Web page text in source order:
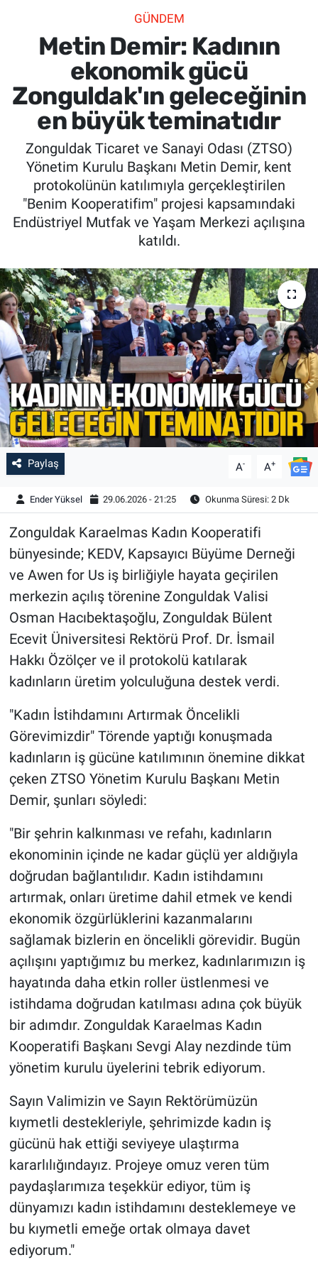
GÜNDEM
Metin Demir: Kadının
ekonomik gücü
Zonguldak'ın geleceğinin
en büyük teminatıdır
Zonguldak Ticaret ve Sanayi Odası (ZTSO)
Yönetim Kurulu Başkanı Metin Demir, kent
protokolünün katılımıyla gerçekleştirilen
"Benim Kooperatifim" projesi kapsamındaki
Endüstriyel Mutfak ve Yaşam Merkezi açılışına
katıldı.
Paylaş A- A+
Ender Yüksel 29.06.2026 - 21:25 Okunma Süresi: 2 Dk
Zonguldak Karaelmas Kadın Kooperatifi
bünyesinde; KEDV, Kapsayıcı Büyüme Derneği
ve Awen for Us iş birliğiyle hayata geçirilen
merkezin açılış törenine Zonguldak Valisi
Osman Hacıbektaşoğlu, Zonguldak Bülent
Ecevit Üniversitesi Rektörü Prof. Dr. İsmail
Hakkı Özölçer ve il protokolü katılarak
kadınların üretim yolculuğuna destek verdi.
"Kadın İstihdamını Artırmak Öncelikli
Görevimizdir" Törende yaptığı konuşmada
kadınların iş gücüne katılımının önemine dikkat
çeken ZTSO Yönetim Kurulu Başkanı Metin
Demir, şunları söyledi:
"Bir şehrin kalkınması ve refahı, kadınların
ekonominin içinde ne kadar güçlü yer aldığıyla
doğrudan bağlantılıdır. Kadın istihdamını
artırmak, onları üretime dahil etmek ve kendi
ekonomik özgürlüklerini kazanmalarını
sağlamak bizlerin en öncelikli görevidir. Bugün
açılışını yaptığımız bu merkez, kadınlarımızın iş
hayatında daha etkin roller üstlenmesi ve
istihdama doğrudan katılması adına çok büyük
bir adımdır. Zonguldak Karaelmas Kadın
Kooperatifi Başkanı Sevgi Alay nezdinde tüm
yönetim kurulu üyelerini tebrik ediyorum.
Sayın Valimizin ve Sayın Rektörümüzün
kıymetli destekleriyle, şehrimizde kadın iş
gücünü hak ettiği seviyeye ulaştırma
kararlılığındayız. Projeye omuz veren tüm
paydaşlarımıza teşekkür ediyor, tüm iş
dünyamızı kadın istihdamını desteklemeye ve
bu kıymetli emeğe ortak olmaya davet
ediyorum."
SAĞLIK